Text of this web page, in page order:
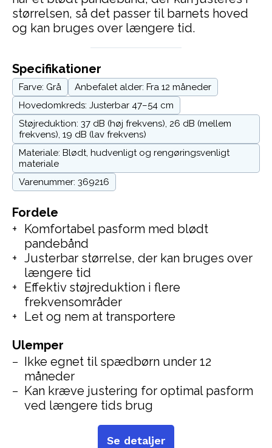
størrelsen, så det passer til barnets hoved
og kan bruges over længere tid.
Fordele
Komfortabel pasform med blødt
pandebånd
Justerbar størrelse, der kan bruges over
længere tid
Effektiv støjreduktion i flere
frekvensområder
Let og nem at transportere
Ulemper
Ikke egnet til spædbørn under 12
måneder
Kan kræve justering for optimal pasform
ved længere tids brug
Specifikationer
Farve: Grå
Anbefalet alder: Fra 12 måneder
Hovedomkreds: Justerbar 47–54 cm
Støjreduktion: 37 dB (høj frekvens), 26 dB (mellem
frekvens), 19 dB (lav frekvens)
Materiale: Blødt, hudvenligt og rengøringsvenligt
materiale
Varenummer: 369216
Se detaljer